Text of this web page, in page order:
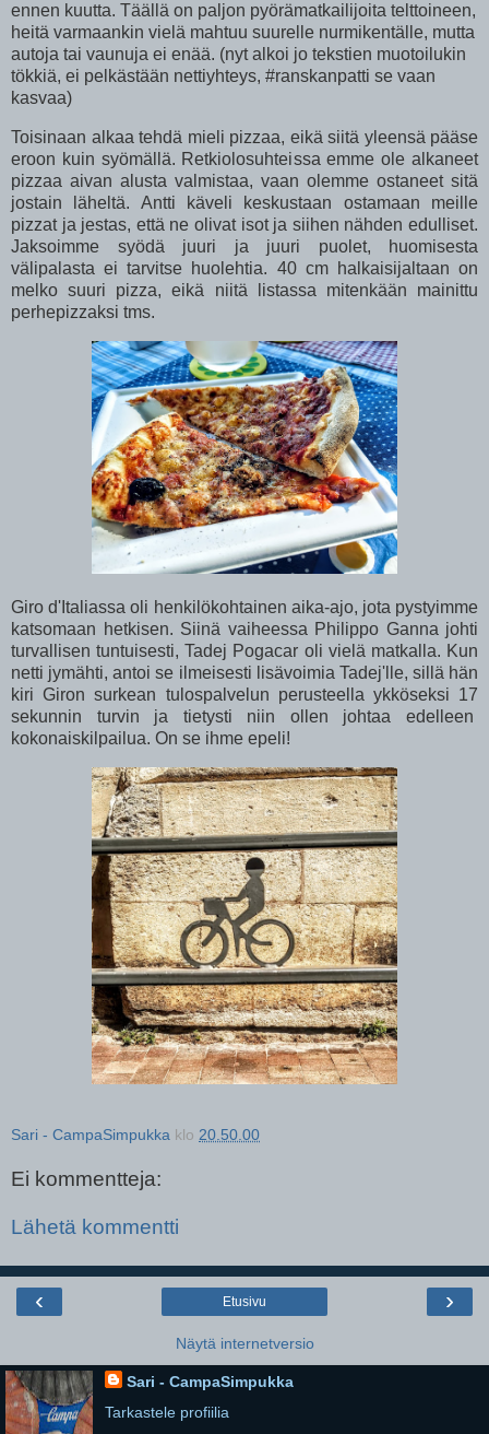
ennen kuutta. Täällä on paljon pyörämatkailijoita telttoineen,
heitä varmaankin vielä mahtuu suurelle nurmikentälle, mutta
autoja tai vaunuja ei enää. (nyt alkoi jo tekstien muotoilukin
tökkiä, ei pelkästään nettiyhteys, #ranskanpatti se vaan
kasvaa)
Toisinaan alkaa tehdä mieli pizzaa, eikä siitä yleensä pääse
eroon kuin syömällä. Retkiolosuhteissa emme ole alkaneet
pizzaa aivan alusta valmistaa, vaan olemme ostaneet sitä
jostain läheltä. Antti käveli keskustaan ostamaan meille
pizzat ja jestas, että ne olivat isot ja siihen nähden edulliset.
Jaksoimme syödä juuri ja juuri puolet, huomisesta
välipalasta ei tarvitse huolehtia. 40 cm halkaisijaltaan on
melko suuri pizza, eikä niitä listassa mitenkään mainittu
perhepizzaksi tms.
Giro d'Italiassa oli henkilökohtainen aika-ajo, jota pystyimme
katsomaan hetkisen. Siinä vaiheessa Philippo Ganna johti
turvallisen tuntuisesti, Tadej Pogacar oli vielä matkalla. Kun
netti jymähti, antoi se ilmeisesti lisävoimia Tadej'lle, sillä hän
kiri Giron surkean tulospalvelun perusteella ykköseksi 17
sekunnin turvin ja tietysti niin ollen johtaa edelleen
kokonaiskilpailua. On se ihme epeli!
Sari - CampaSimpukka klo 20.50.00
Ei kommentteja:
Lähetä kommentti
‹ ›
Etusivu
Näytä internetversio
Sari - CampaSimpukka
Tarkastele profiilia